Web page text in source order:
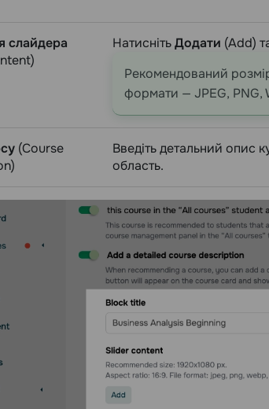
слайдера
НатиснітьДодати (Add)
Рекомендований
формати — JPEG, PNG,
(Course
Введіть детальний опис
область.